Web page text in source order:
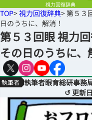
視力回復辞典
TOP>視力回復辞典> 第５３
日のうちに、解消！
第５３回眼 視力
その日のうちに、
執筆者眼育総研事務
↺ 更新